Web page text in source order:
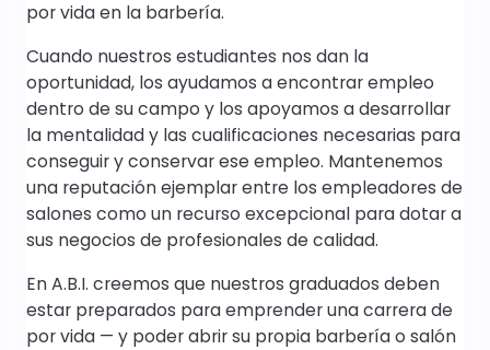
por vida en la barbería.
Cuando nuestros estudiantes nos dan la
oportunidad, los ayudamos a encontrar empleo
dentro de su campo y los apoyamos a desarrollar
la mentalidad y las cualificaciones necesarias para
conseguir y conservar ese empleo. Mantenemos
una reputación ejemplar entre los empleadores de
salones como un recurso excepcional para dotar a
sus negocios de profesionales de calidad.
En A.B.I. creemos que nuestros graduados deben
estar preparados para emprender una carrera de
por vida — y poder abrir su propia barbería o salón